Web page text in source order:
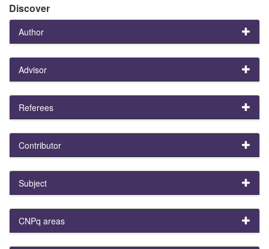
Discover
Author
Advisor
Referees
Contributor
Subject
CNPq areas